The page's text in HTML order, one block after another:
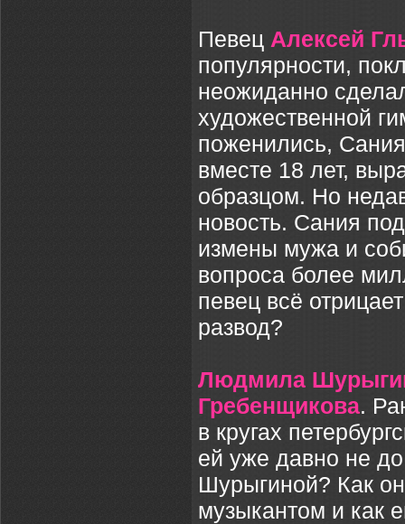
Певец Алексей
популярности,
неожиданно
художественной
поженились,
вместе 18 лет,
образцом. Но
новость. Сания
измены мужа и
вопроса более
певец всё
развод?
Людмила
Гребенщикова.
в кругах
ей уже давно не
Шурыгиной? Как
музыкантом и как